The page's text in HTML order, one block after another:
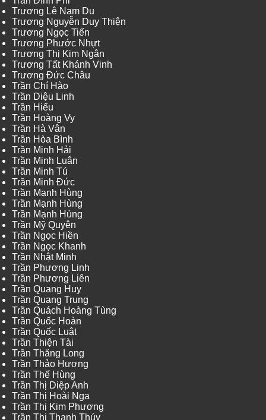
Trương Lê Nam Du
Trương Nguyễn Duy Thiện
Trương Ngọc Tiến
Trương Phước Nhựt
Trương Thị Kim Ngân
Trương Tất Khánh Vinh
Trương Đức Châu
Trần Chí Hào
Trần Diệu Linh
Trần Hiếu
Trần Hoàng Vy
Trần Hà Vân
Trần Hòa Bình
Trần Minh Hải
Trần Minh Luân
Trần Minh Tú
Trần Minh Đức
Trần Mạnh Hùng
Trần Mạnh Hùng
Trần Mạnh Hùng
Trần Mỹ Quyên
Trần Ngọc Hiền
Trần Ngọc Khanh
Trần Nhật Minh
Trần Phương Linh
Trần Phương Liên
Trần Quang Huy
Trần Quang Trung
Trần Quách Hoàng Tùng
Trần Quốc Hoàn
Trần Quốc Luật
Trần Thiện Tài
Trần Thăng Long
Trần Thảo Hương
Trần Thế Hùng
Trần Thị Diệp Anh
Trần Thị Hoài Nga
Trần Thị Kim Phương
Trần Thị Thanh Thúy